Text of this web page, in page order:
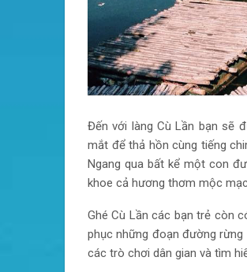
Đến với làng Cù Lần bạn sẽ
mắt để thả hồn cùng tiếng
Ngang qua bất kể một con
khoe cả hương thơm mộc
Ghé Cù Lần các bạn trẻ còn
phục những đoạn đường
các trò chơi dân gian và tìm